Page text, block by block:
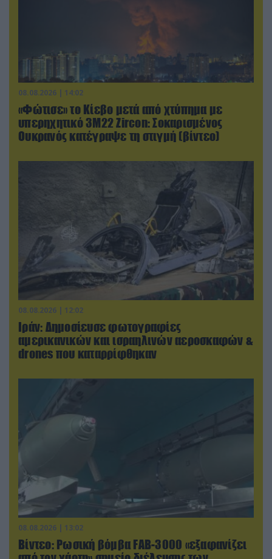
08.08.2026 | 14:02
«Φώτισε» το Κίεβο μετά από χτύπημα με
υπερηχητικό 3M22 Zircon: Σοκαρισμένος
Ουκρανός κατέγραψε τη στιγμή (βίντεο)
08.08.2026 | 12:02
Ιράν: Δημοσίευσε φωτογραφίες
αμερικανικών και ισραηλινών αεροσκαφών &
drones που καταρρίφθηκαν
08.08.2026 | 13:02
Βίντεο: Ρωσική βόμβα FAB-3000 «εξαφανίζει